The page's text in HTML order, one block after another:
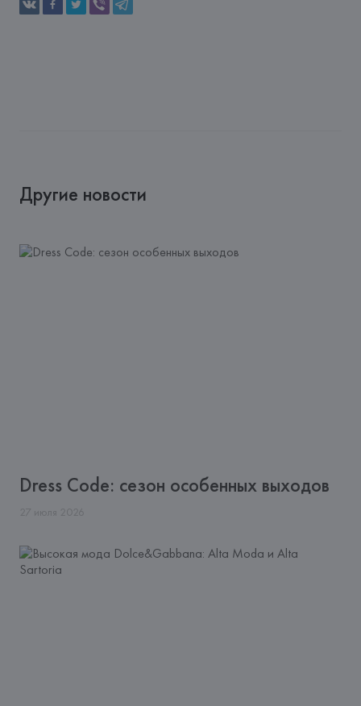
Другие новости
Dress Code: сезон особенных выходов
27 июля 2026